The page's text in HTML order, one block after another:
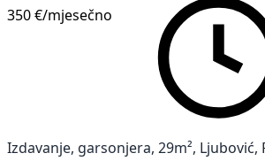
350 €/mjesečno
Izdavanje, garsonjera, 29m², Ljubović,